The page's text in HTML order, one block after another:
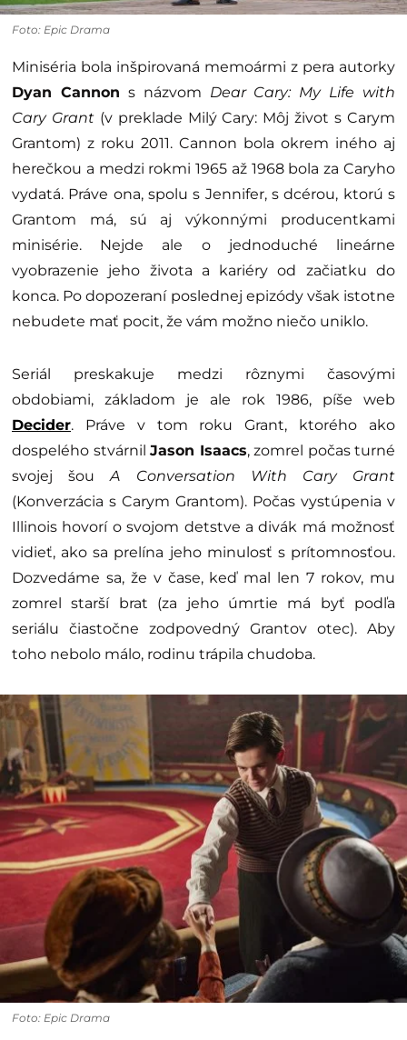
Foto: Epic Drama
Miniséria bola inšpirovaná memoármi z pera autorky
Dyan Cannon s názvom Dear Cary: My Life with
Cary Grant(v preklade Milý Cary: Môj život s Carym
Grantom) z roku 2011. Cannon bola okrem iného aj
herečkou a medzi rokmi 1965 až 1968 bola za Caryho
vydatá. Práve ona, spolu s Jennifer, s dcérou, ktorú s
Grantom má, sú aj výkonnými producentkami
minisérie. Nejde ale o jednoduché lineárne
vyobrazenie jeho života a kariéry od začiatku do
konca. Po dopozeraní poslednej epizódy však istotne
nebudete mať pocit, že vám možno niečo uniklo.
Seriál preskakuje medzi rôznymi časovými
obdobiami, základom je ale rok 1986, píše web
Decider. Práve v tom roku Grant, ktorého ako
dospelého stvárnil Jason Isaacs, zomrel počas turné
svojej šouA Conversation With Cary Grant
(Konverzácia s Carym Grantom). Počas vystúpenia v
Illinois hovorí o svojom detstve a divák má možnosť
vidieť, ako sa prelína jeho minulosť s prítomnosťou.
Dozvedáme sa, že v čase, keď mal len 7 rokov, mu
zomrel starší brat (za jeho úmrtie má byť podľa
seriálu čiastočne zodpovedný Grantov otec). Aby
toho nebolo málo, rodinu trápila chudoba.
Foto: Epic Drama